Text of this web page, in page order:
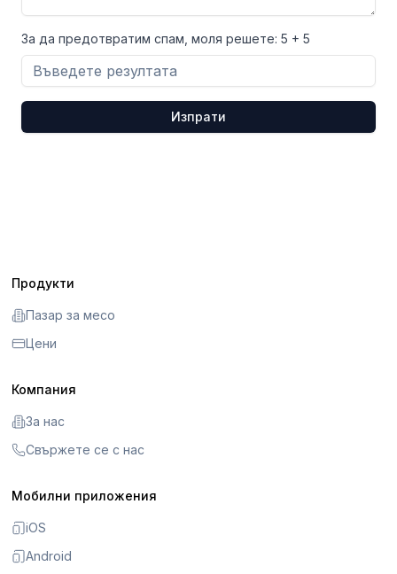
За да предотвратим спам, моля решете: 5 + 5
Изпрати
Продукти
Пазар за месо
Цени
Компания
За нас
Свържете се с нас
Мобилни приложения
iOS
Android